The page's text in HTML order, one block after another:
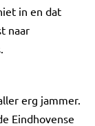
in en dat
naar
erg jammer.
Eindhovense